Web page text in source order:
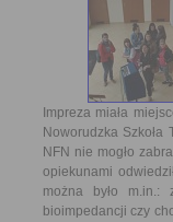
Impreza miała
Noworudzka
NFN nie mogło
opiekunami
można było m.in.:
bioimpedancji czy